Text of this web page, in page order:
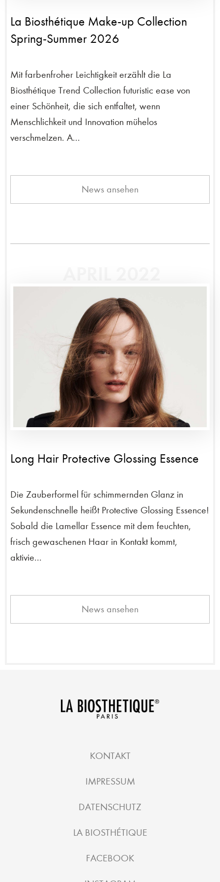
La Biosthétique Make-up Collection
Spring-Summer 2026
Mit farbenfroher Leichtigkeit erzählt die La
Biosthétique Trend Collection futuristic ease von
einer Schönheit, die sich entfaltet, wenn
Menschlichkeit und Innovation mühelos
verschmelzen. A...
News ansehen
Long Hair Protective Glossing Essence
Die Zauberformel für schimmernden Glanz in
Sekundenschnelle heißt Protective Glossing Essence!
Sobald die Lamellar Essence mit dem feuchten,
frisch gewaschenen Haar in Kontakt kommt,
aktivie...
News ansehen
KONTAKT
IMPRESSUM
DATENSCHUTZ
LA BIOSTHÉTIQUE
FACEBOOK